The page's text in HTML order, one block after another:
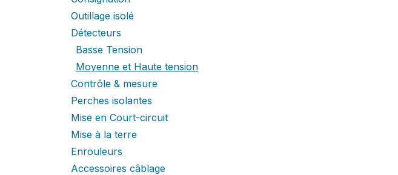
Outillage isolé
Détecteurs
Basse Tension
Moyenne et Haute tension
Contrôle & mesure
Perches isolantes
Mise en Court-circuit
Mise à la terre
Enrouleurs
Accessoires câblage